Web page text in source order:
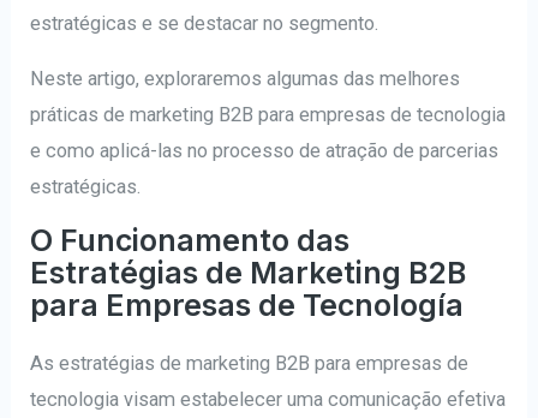
estratégicas e se destacar no segmento.
Neste artigo, exploraremos algumas das melhores
práticas de marketing B2B para empresas de tecnologia
e como aplicá-las no processo de atração de parcerias
estratégicas.
O Funcionamento das
Estratégias de Marketing B2B
para Empresas de Tecnología
As estratégias de marketing B2B para empresas de
tecnologia visam estabelecer uma comunicação efetiva